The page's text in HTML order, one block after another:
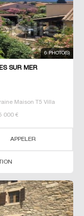
6 PHOTO(S)
SUR MER
Maison T5 Villa
000 €
APPELER